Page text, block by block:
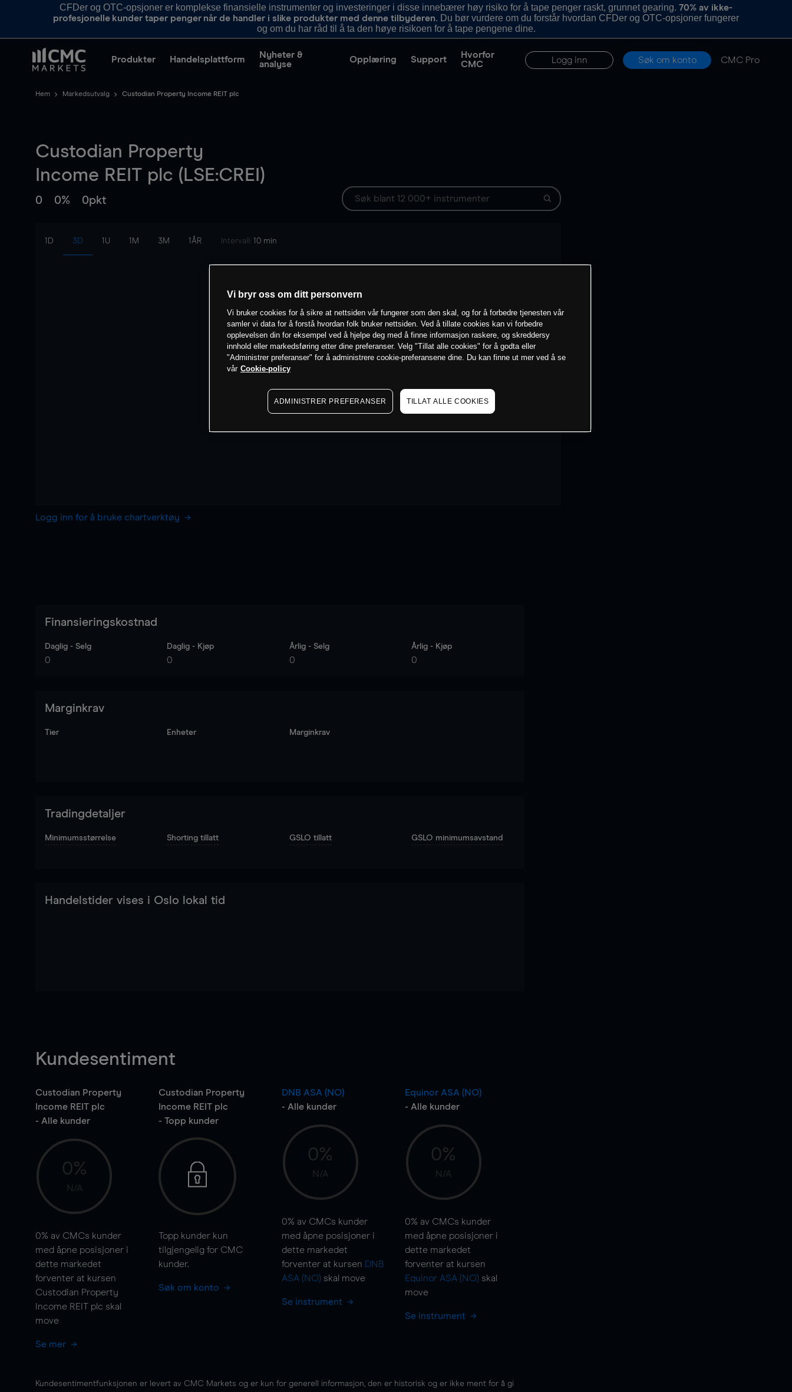
CFDer og OTC-opsjoner er komplekse finansielle instrumenter og investeringer i disse innebærer høy risiko for å tape penger raskt, grunnet gearing.70% av ikke-
profesjonelle kunder taper penger når de handler i slike produkter med denne tilbyderen. Du bør vurdere om du forstår hvordan CFDer og OTC-opsjoner fungerer
og om du har råd til å ta den høye risikoen for å tape pengene dine.
Produkter Handelsplattform
Nyheter &
analyse
Opplæring Support
Hvorfor
CMC
Logg inn Søk om konto CMC Pro
Hem Markedsutvalg Custodian Property Income REIT plc
Custodian Property
Income REIT plc (LSE:CREI)
0 0% 0pkt
1D 3D 1U 1M 3M 1ÅR Intervall: 10 min
Logg inn for å bruke chartverktøy
Finansieringskostnad
Daglig - Selg
0
Daglig - Kjøp
0
Årlig - Selg
0
Årlig - Kjøp
0
Marginkrav
Tier Enheter Marginkrav
Tradingdetaljer
Minimumsstørrelse Shorting tillatt GSLO tillatt GSLO minimumsavstand
Handelstider vises i Oslo lokal tid
Kundesentiment
Custodian Property
Income REIT plc
- Alle kunder
0%
N/A
0% av CMCs kunder
med åpne posisjoner i
dette markedet
forventer at kursen
Custodian Property
Income REIT plc skal
move
Se mer
Custodian Property
Income REIT plc
- Topp kunder
Topp kunder kun
tilgjengelig for CMC
kunder.
Søk om konto
DNB ASA (NO)
- Alle kunder
0%
N/A
0% av CMCs kunder
med åpne posisjoner i
dette markedet
forventer at kursen DNB
ASA (NO) skal move
Se instrument
Equinor ASA (NO)
- Alle kunder
0%
N/A
0% av CMCs kunder
med åpne posisjoner i
dette markedet
forventer at kursen
Equinor ASA (NO) skal
move
Se instrument
Kundesentimentfunksjonen er levert av CMC Markets og er kun for generell informasjon, den er historisk og er ikke ment for å gi
Vi bryr oss om ditt personvern
Vi bruker cookies for å sikre at nettsiden vår fungerer som den skal, og for å forbedre tjenesten vår
samler vi data for å forstå hvordan folk bruker nettsiden. Ved å tillate cookies kan vi forbedre
opplevelsen din for eksempel ved å hjelpe deg med å finne informasjon raskere, og skreddersy
innhold eller markedsføring etter dine preferanser. Velg "Tillat alle cookies" for å godta eller
"Administrer preferanser" for å administrere cookie-preferansene dine. Du kan finne ut mer ved å se
vår Cookie-policy
ADMINISTRER PREFERANSER TILLAT ALLE COOKIES